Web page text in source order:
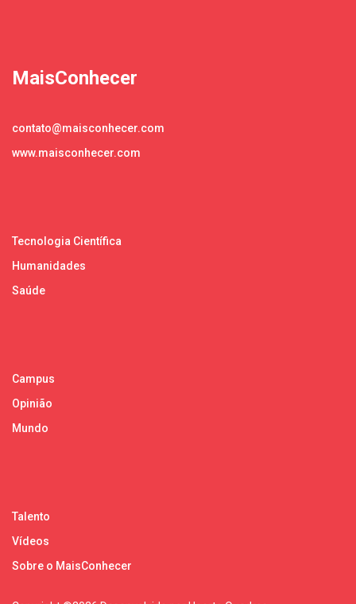
MaisConhecer
contato@maisconhecer.com
www.maisconhecer.com
Tecnologia Científica
Humanidades
Saúde
Campus
Opinião
Mundo
Talento
Vídeos
Sobre o MaisConhecer